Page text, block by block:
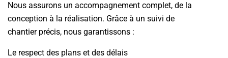
Nous assurons un accompagnement complet, de la
conception à la réalisation. Grâce à un suivi de
chantier précis, nous garantissons :
Le respect des plans et des délais